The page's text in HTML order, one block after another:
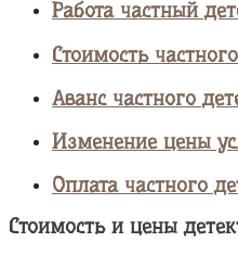
Работа частный
Стоимость
Аванс частного
Изменение цены
Оплата частного
Стоимость и цены